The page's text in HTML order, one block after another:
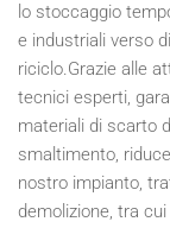
lo stoccaggio
e industriali verso
riciclo.Grazie alle
tecnici esperti,
materiali di scarto
smaltimento,
nostro impianto,
demolizione, tra